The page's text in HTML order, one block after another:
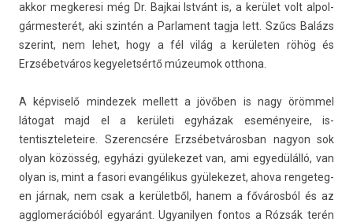
akkor meg­keresi még Dr. Baj­kai Istvánt is, a kerület volt al­pol­
gármes­terét, aki szintén a Par­la­ment tagja lett. Szűcs Balázs
szerint, nem lehet, hogy a fél világ a kerületen röhög és
Erzsébetváros kegyelet­sértő múzeumok otthona.
A kép­viselő min­dezek mel­lett a jövőben is nagy örömmel
látogat majd el a kerületi egyházak eseményeire, is­
tentiszteleteire. Szerencsére Erzsébet­város­ban nagyon sok
olyan közösség, egyházi gyülekezet van, ami egyedülálló, van
olyan is, mint a fasori evangélikus gyülekezet, ahova re­ngeteg­
en járnak, nem csak a kerületből, hanem a fővárosból és az
agglomerációból egyaránt. Ugyanily­en fon­tos a Rózsák terén